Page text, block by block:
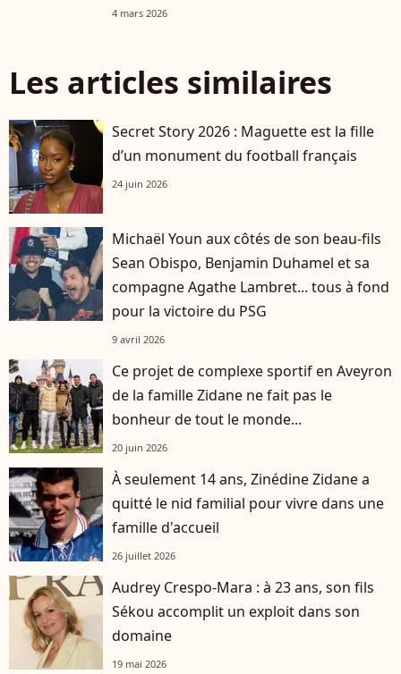
4 mars 2026
Les articles similaires
Secret Story 2026 : Maguette est la fille
d’un monument du football français
24 juin 2026
Michaël Youn aux côtés de son beau-fils
Sean Obispo, Benjamin Duhamel et sa
compagne Agathe Lambret... tous à fond
pour la victoire du PSG
9 avril 2026
Ce projet de complexe sportif en Aveyron
de la famille Zidane ne fait pas le
bonheur de tout le monde...
20 juin 2026
À seulement 14 ans, Zinédine Zidane a
quitté le nid familial pour vivre dans une
famille d'accueil
26 juillet 2026
Audrey Crespo-Mara : à 23 ans, son fils
Sékou accomplit un exploit dans son
domaine
19 mai 2026